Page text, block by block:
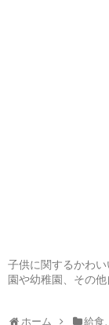
子供に関するかわ
園や幼稚園、その
ホーム 給食